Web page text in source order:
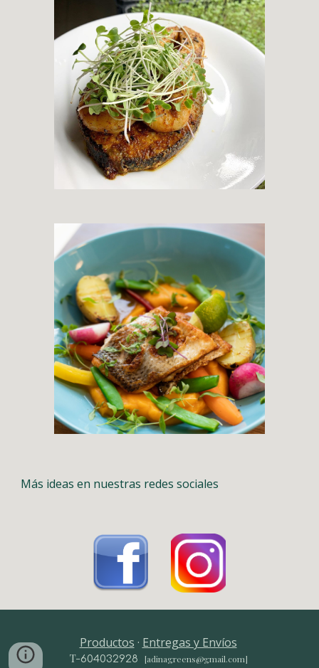
Más ideas en nuestras redes sociales
Productos · Entregas y Envíos
T-604032928 [adinagreens@gmail.com]